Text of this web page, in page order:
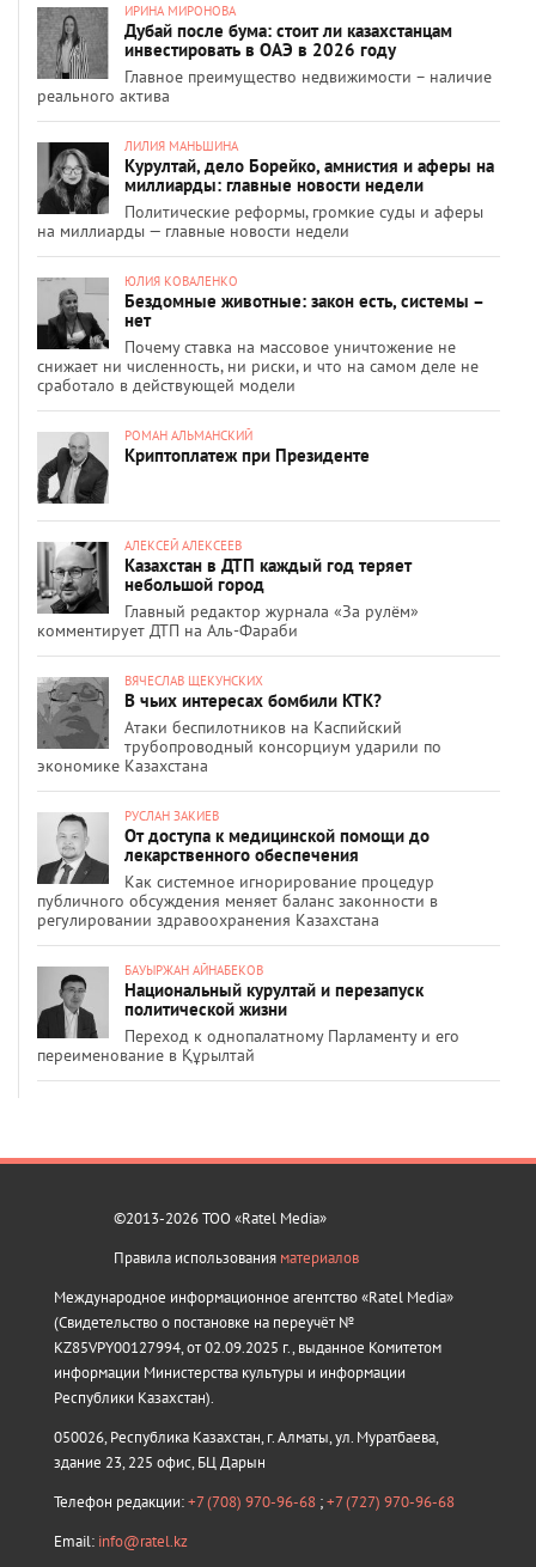
ИРИНА МИРОНОВА
Дубай после бума: стоит ли казахстанцам
инвестировать в ОАЭ в 2026 году
Главное преимущество недвижимости – наличие
реального актива
ЛИЛИЯ МАНЬШИНА
Курултай, дело Борейко, амнистия и аферы на
миллиарды: главные новости недели
Политические реформы, громкие суды и аферы
на миллиарды — главные новости недели
ЮЛИЯ КОВАЛЕНКО
Бездомные животные: закон есть, системы –
нет
Почему ставка на массовое уничтожение не
снижает ни численность, ни риски, и что на самом деле не
сработало в действующей модели
РОМАН АЛЬМАНСКИЙ
Криптоплатеж при Президенте
АЛЕКСЕЙ АЛЕКСЕЕВ
Казахстан в ДТП каждый год теряет
небольшой город
Главный редактор журнала «За рулём»
комментирует ДТП на Аль-Фараби
ВЯЧЕСЛАВ ЩЕКУНСКИХ
В чьих интересах бомбили КТК?
Атаки беспилотников на Каспийский
трубопроводный консорциум ударили по
экономике Казахстана
РУСЛАН ЗАКИЕВ
От доступа к медицинской помощи до
лекарственного обеспечения
Как системное игнорирование процедур
публичного обсуждения меняет баланс законности в
регулировании здравоохранения Казахстана
БАУЫРЖАН АЙНАБЕКОВ
Национальный курултай и перезапуск
политической жизни
Переход к однопалатному Парламенту и его
переименование в Құрылтай
©2013-2026 ТОО «Ratel Media»
Правила использования материалов
Международное информационное агентство «Ratel Media»
(Свидетельство о постановке на переучёт №
KZ85VPY00127994, от 02.09.2025 г., выданное Комитетом
информации Министерства культуры и информации
Республики Казахстан).
050026, Республика Казахстан, г. Алматы, ул. Муратбаева,
здание 23, 225 офис, БЦ Дарын
Телефон редакции:+7 (708) 970-96-68 ;+7 (727) 970-96-68
Email: info@ratel.kz